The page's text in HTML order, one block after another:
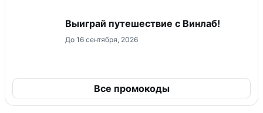
Выиграй путешествие с Винлаб!
До 16 сентября, 2026
Все промокоды